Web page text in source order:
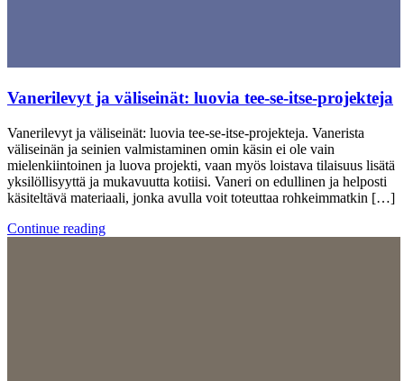
Vanerilevyt ja väliseinät: luovia tee-se-itse-projekteja
Vanerilevyt ja väliseinät: luovia tee-se-itse-projekteja. Vanerista
väliseinän ja seinien valmistaminen omin käsin ei ole vain
mielenkiintoinen ja luova projekti, vaan myös loistava tilaisuus lisätä
yksilöllisyyttä ja mukavuutta kotiisi. Vaneri on edullinen ja helposti
käsiteltävä materiaali, jonka avulla voit toteuttaa rohkeimmatkin […]
Continue reading